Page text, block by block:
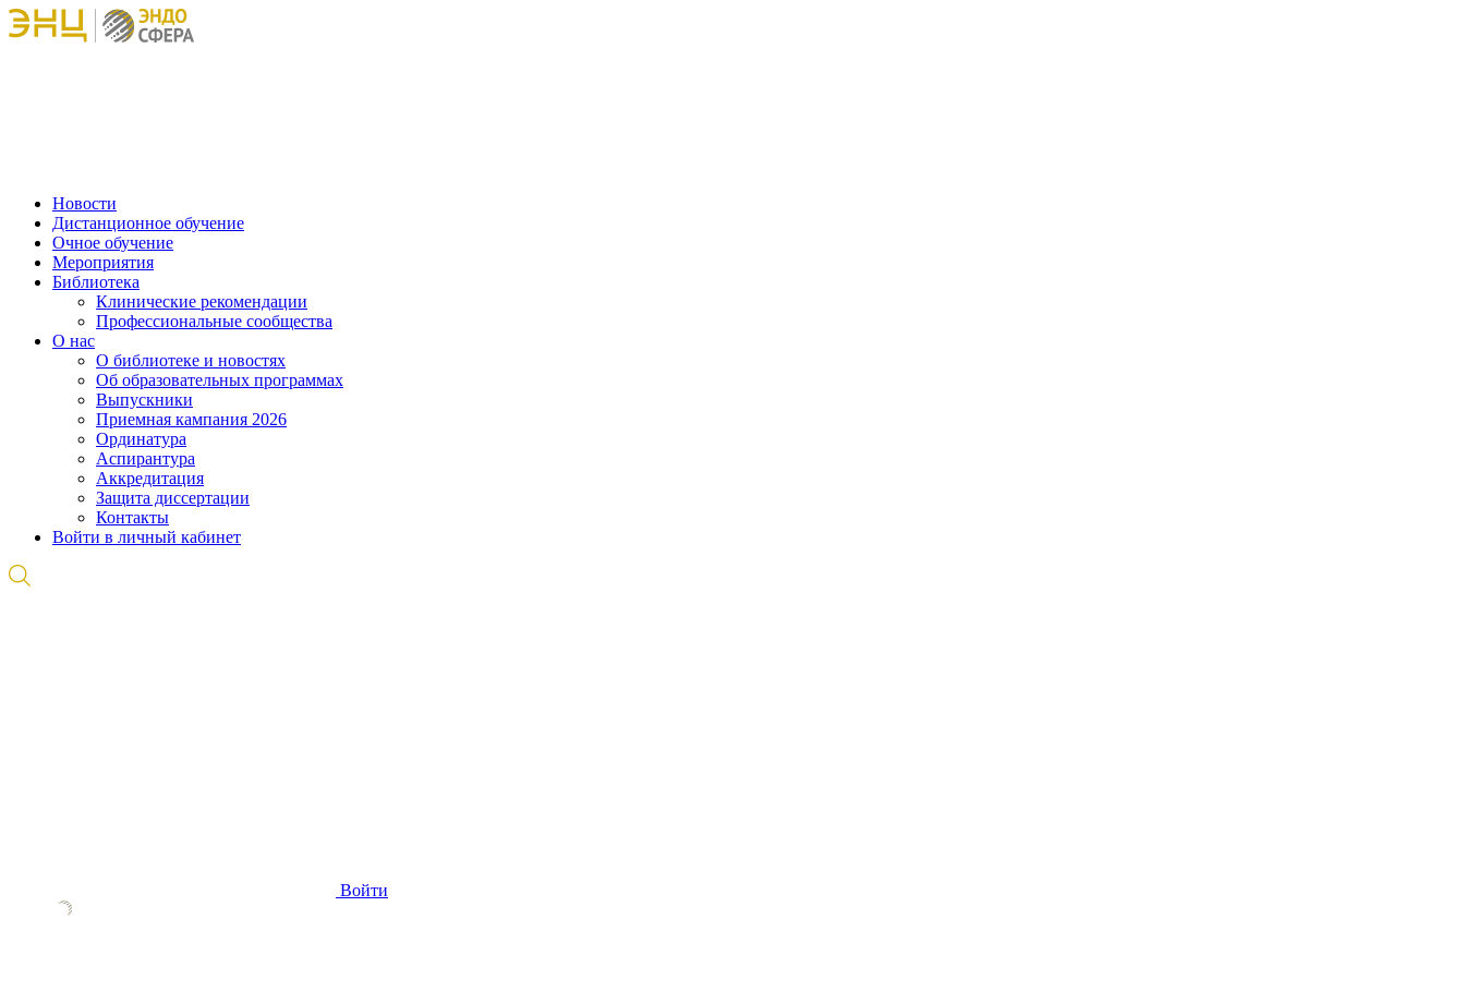
Новости
Дистанционное обучение
Очное обучение
Мероприятия
Библиотека
Клинические рекомендации
Профессиональные сообщества
О нас
О библиотеке и новостях
Об образовательных программах
Выпускники
Приемная кампания 2026
Ординатура
Аспирантура
Аккредитация
Защита диссертации
Контакты
Войти в личный кабинет
Войти